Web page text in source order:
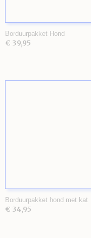
Borduurpakket Hond
€ 39,95
Borduurpakket hond met kat
€ 34,95